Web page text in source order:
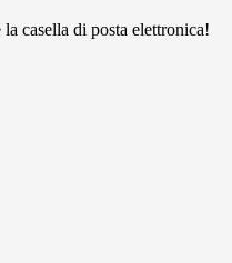
casella di posta elettronica!